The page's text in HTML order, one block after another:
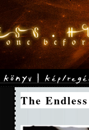
The Endless